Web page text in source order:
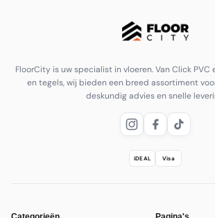
FloorCity is uw specialist in vloeren. Van Click
en tegels, wij bieden een breed assortiment
deskundig advies en snelle
iDEAL Visa